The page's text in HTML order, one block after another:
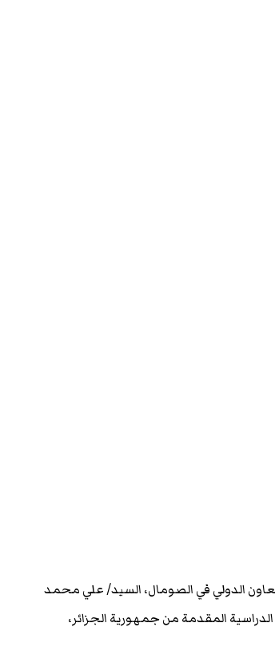
الدولي في الصومال، السيد/ علي محمد
المقدمة من جمهورية الجزائر،